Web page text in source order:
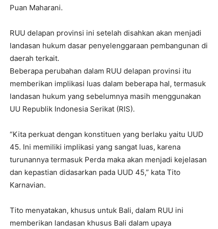
Puan Maharani.
RUU delapan provinsi ini setelah disahkan akan menjadi
landasan hukum dasar penyelenggaraan pembangunan di
daerah terkait.
Beberapa perubahan dalam RUU delapan provinsi itu
memberikan implikasi luas dalam beberapa hal, termasuk
landasan hukum yang sebelumnya masih menggunakan
UU Republik Indonesia Serikat (RIS).
“Kita perkuat dengan konstituen yang berlaku yaitu UUD
45. Ini memiliki implikasi yang sangat luas, karena
turunannya termasuk Perda maka akan menjadi kejelasan
dan kepastian didasarkan pada UUD 45,” kata Tito
Karnavian.
Tito menyatakan, khusus untuk Bali, dalam RUU ini
memberikan landasan khusus Bali dalam upaya